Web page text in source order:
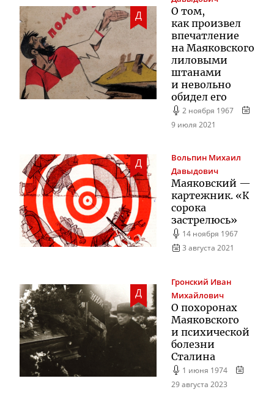
Д
О том,
как произвел
впечатление
на Маяковского
лиловыми
штанами
и невольно
обидел его
2 ноября 1967
9 июля 2021
Д Вольпин Михаил
Давыдович
Маяковский —
картежник. «К
сорока
застрелюсь»
14 ноября 1967
3 августа 2021
Д
Гронский Иван
Михайлович
О похоронах
Маяковского
и психической
болезни
Сталина
1 июня 1974
29 августа 2023